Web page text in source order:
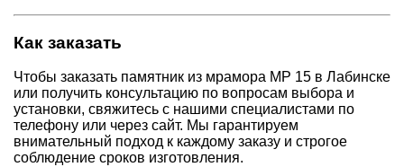
Как заказать
Чтобы заказать памятник из мрамора МР 15 в Лабинске
или получить консультацию по вопросам выбора и
установки, свяжитесь с нашими специалистами по
телефону или через сайт. Мы гарантируем
внимательный подход к каждому заказу и строгое
соблюдение сроков изготовления.